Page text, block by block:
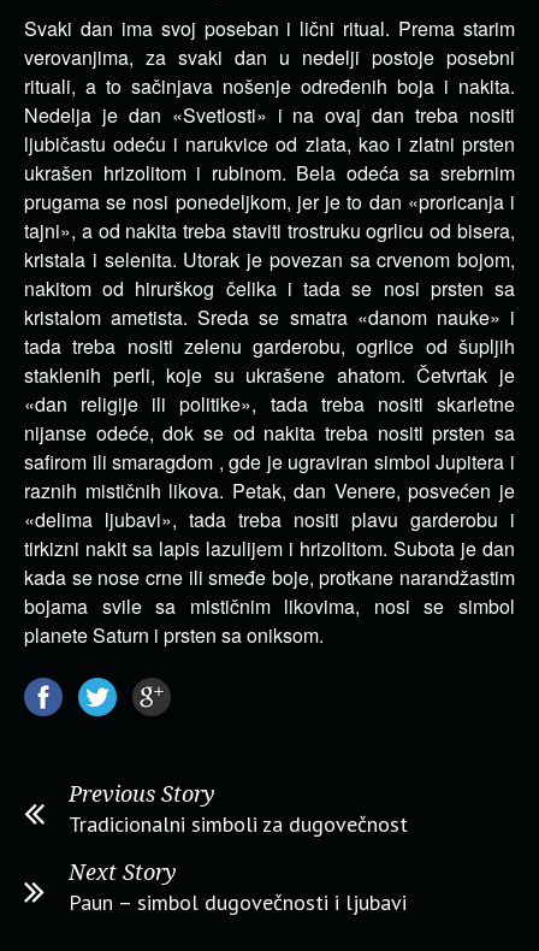
Svaki dan ima svoj poseban i lični ritual. Prema starim
verovanjima, za svaki dan u nedelji postoje posebni
rituali, a to sačinjava nošenje određenih boja i nakita.
Nedelja je dan «Svetlosti» i na ovaj dan treba nositi
ljubičastu odeću i narukvice od zlata, kao i zlatni prsten
ukrašen hrizolitom i rubinom. Bela odeća sa srebrnim
prugama se nosi ponedeljkom, jer je to dan «proricanja i
tajni», a od nakita treba staviti trostruku ogrlicu od bisera,
kristala i selenita. Utorak je povezan sa crvenom bojom,
nakitom od hirurškog čelika i tada se nosi prsten sa
kristalom ametista. Sreda se smatra «danom nauke» i
tada treba nositi zelenu garderobu, ogrlice od šupljih
staklenih perli, koje su ukrašene ahatom. Četvrtak je
«dan religije ili politike», tada treba nositi skarletne
nijanse odeće, dok se od nakita treba nositi prsten sa
safirom ili smaragdom , gde je ugraviran simbol Jupitera i
raznih mističnih likova. Petak, dan Venere, posvećen je
«delima ljubavi», tada treba nositi plavu garderobu i
tirkizni nakit sa lapis lazulijem i hrizolitom. Subota je dan
kada se nose crne ili smeđe boje, protkane narandžastim
bojama svile sa mističnim likovima, nosi se simbol
planete Saturn i prsten sa oniksom.
Previous Story
Tradicionalni simboli za dugovečnost
Next Story
Paun – simbol dugovečnosti i ljubavi